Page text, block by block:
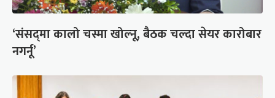
‘संसद्‍मा कालो चस्मा खोल्नू, बैठक चल्दा सेयर कारोबार
नगर्नू’